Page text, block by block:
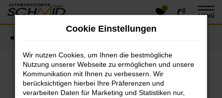
Zum
Hauptinhalt
0
MENÜ
Fehler: Network Error
Cookie Einstellungen
Wir nutzen Cookies, um Ihnen die bestmögliche
Nutzung unserer Webseite zu ermöglichen und unsere
Kommunikation mit Ihnen zu verbessern. Wir
berücksichtigen hierbei Ihre Präferenzen und
verarbeiten Daten für Marketing und Statistiken nur,